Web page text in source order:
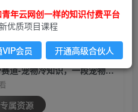
关注 私信
（6543期）不起眼的抖音细分赛道-宠物冷知识，一段宠物视频配文案，有人靠这个月入10w
属资源
年云网创一样的知识付费平台
优质项目课程
会员 开通高级合伙人